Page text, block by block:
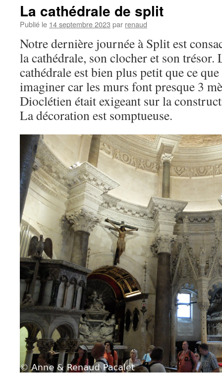
La cathédrale de split
Publié le 14 septembre 2023 par renaud
Notre dernière journée à Split est
la cathédrale, son clocher et son trésor.
cathédrale est bien plus petit que ce
imaginer car les murs font presque 3
Dioclétien était exigeant sur la
La décoration est somptueuse.